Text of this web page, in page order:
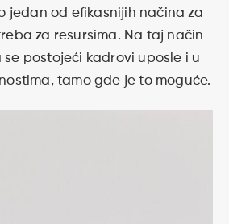
jedan od efikasnijih načina za
za resursima. Na taj način
postojeći kadrovi uposle i u
tamo gde je to moguće.